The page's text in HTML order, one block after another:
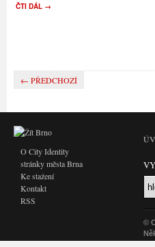
ČTI DÁL →
← PŘEDCHOZÍ
O City Identity
stránky města Brna
Ke stažení
Kontakt
RSS
©